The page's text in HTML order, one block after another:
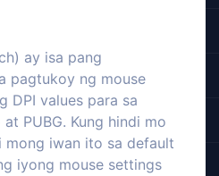
ay isa pang
pagtukoy ng mouse
DPI values para sa
PUBG. Kung hindi mo
mong iwan ito sa default
iyong mouse settings